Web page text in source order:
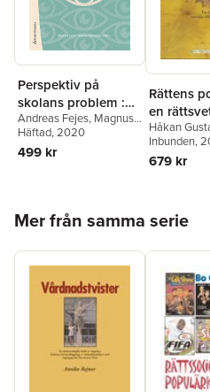
Perspektiv på
skolans problem :
vad säger
forskningen?
Andreas Fejes, Magnus
Dahlstedt,Majsa Allelin
Emma Arneback
Beach,Gert Biesta
Gustafsson,Bernt
Gustavsson,Eva-Marie
Aldenmyr,Thomas
Johansson,Jan Jämte
Anders Jönsson
Lena Kempe,Alli Klapp
Gunnlaugur Magnússon
Louise Malmström
Tommaso Milani
Häftad, 2020
499 kr
Rättens
en
studie av
rättigheter
Håkan
Inbunden,
679 kr
Mer från samma serie